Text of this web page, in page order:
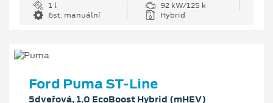
1 l
92 kW/125 k
6st. manuální
Hybrid
Ford Puma ST-Line
5dveřová, 1.0 EcoBoost Hybrid (mHEV)